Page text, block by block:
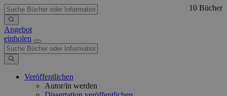
Angebot
einholen
Veröffentlichen
Autor/in werden
10 Bücher